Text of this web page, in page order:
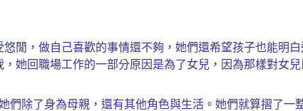
閒，做自己喜歡的事情還不夠，她們還希望孩子也能明
她回職場工作的一部分原因是為了女兒，因為那樣對女兒
們除了身為母親，還有其他角色與生活。她們就算摺了